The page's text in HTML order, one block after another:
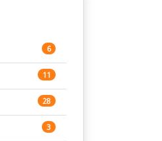
10
9
148
6
11
28
3